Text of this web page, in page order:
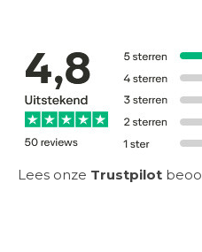
Lees onze Trustpilot